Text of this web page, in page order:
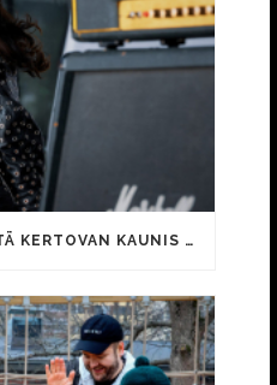
KAIJA KOON ELÄMÄSTÄ KERTOVAN KAUNIS RIETAS ONNELLINEN -ELOKUVAN TRAILER JULKI